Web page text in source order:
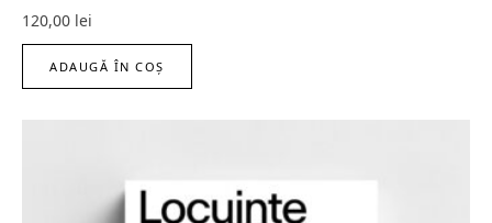
120,00 lei
ADAUGĂ ÎN COȘ